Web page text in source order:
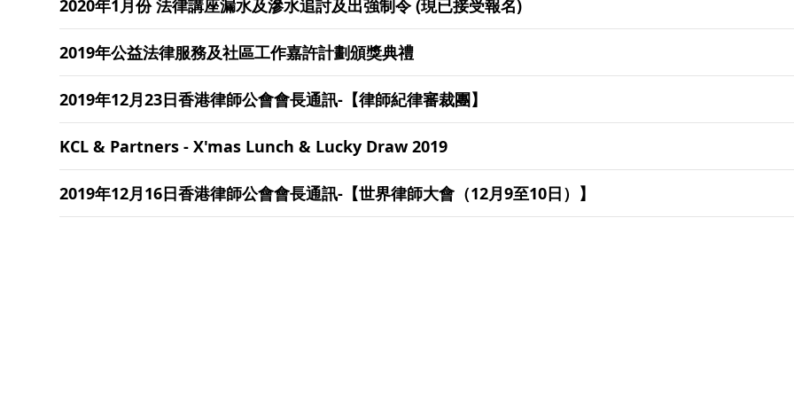
2020年1月份 法律講座漏水及滲水追討及出強制令 (現已接受報名)
2019年公益法律服務及社區工作嘉許計劃頒獎典禮
2019年12月23日香港律師公會會長通訊-【律師紀律審裁團】
KCL & Partners - X'mas Lunch & Lucky Draw 2019
2019年12月16日香港律師公會會長通訊-【世界律師大會（12月9至10日）】